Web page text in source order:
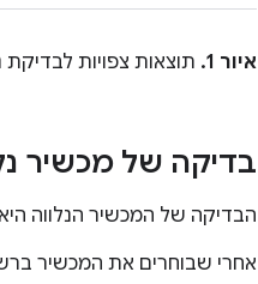
איור 1. תוצאות צפויות לבדיקת
בדיקה של מכשיר
הבדיקה של המכשיר הנלווה היא
אחרי שבוחרים את המכשיר